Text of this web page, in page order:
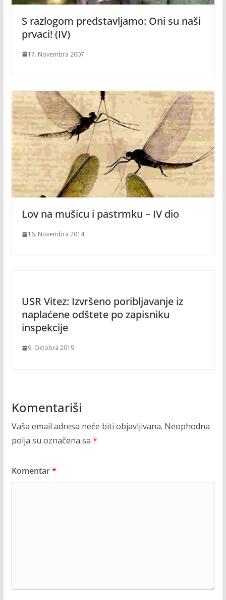
S razlogom predstavljamo: Oni su naši
prvaci! (IV)
17. Novembra 2007.
Lov na mušicu i pastrmku – IV dio
16. Novembra 2014.
USR Vitez: Izvršeno poribljavanje iz
naplaćene odštete po zapisniku
inspekcije
9. Oktobra 2019.
Komentariši
Vaša email adresa neće biti objavljivana. Neophodna
polja su označena sa *
Komentar*